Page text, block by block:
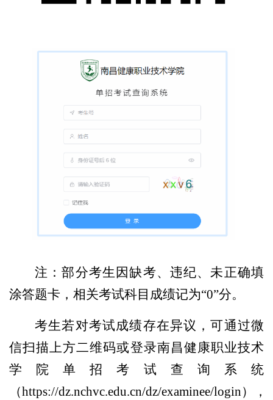
注：部分考生因缺考、违纪、未正确填
涂答题卡，相关考试科目成绩记为“0”分。
考生若对考试成绩存在异议，可通过微
信扫描上方二维码或登录南昌健康职业技术
学院单招考试查询系统
（https://dz.nchvc.edu.cn/dz/examinee/login），